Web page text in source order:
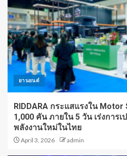
ยานยนต์
RIDDARA กระแสแรงใน
1,000 คัน ภายใน 5 วัน เร่งการ
พลังงานใหม่ในไทย
April 3, 2026 admin